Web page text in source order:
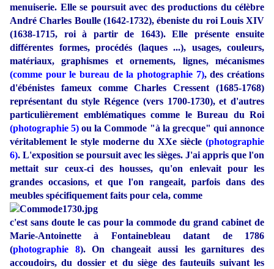
menuiserie. Elle se poursuit avec des productions du célèbre
André Charles Boulle (1642-1732), ébeniste du roi Louis XIV
(1638-1715, roi à partir de 1643). Elle présente ensuite
différentes formes, procédés (laques ...), usages, couleurs,
matériaux, graphismes et ornements, lignes, mécanismes
(comme pour le bureau de la photographie 7), des créations
d'ébénistes fameux comme Charles Cressent (1685-1768)
représentant du style Régence (vers 1700-1730), et d'autres
particulièrement emblématiques comme le Bureau du Roi
(photographie 5) ou la Commode "à la grecque" qui annonce
véritablement le style moderne du XXe siècle (photographie
6). L'exposition se poursuit avec les sièges. J'ai appris que l'on
mettait sur ceux-ci des housses, qu'on enlevait pour les
grandes occasions, et que l'on rangeait, parfois dans des
meubles spécifiquement faits pour cela, comme
c'est sans doute le cas pour la commode du grand cabinet de
Marie-Antoinette à Fontainebleau datant de 1786
(photographie 8). On changeait aussi les garnitures des
accoudoirs, du dossier et du siège des fauteuils suivant les